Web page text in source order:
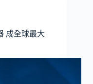
成全球最大